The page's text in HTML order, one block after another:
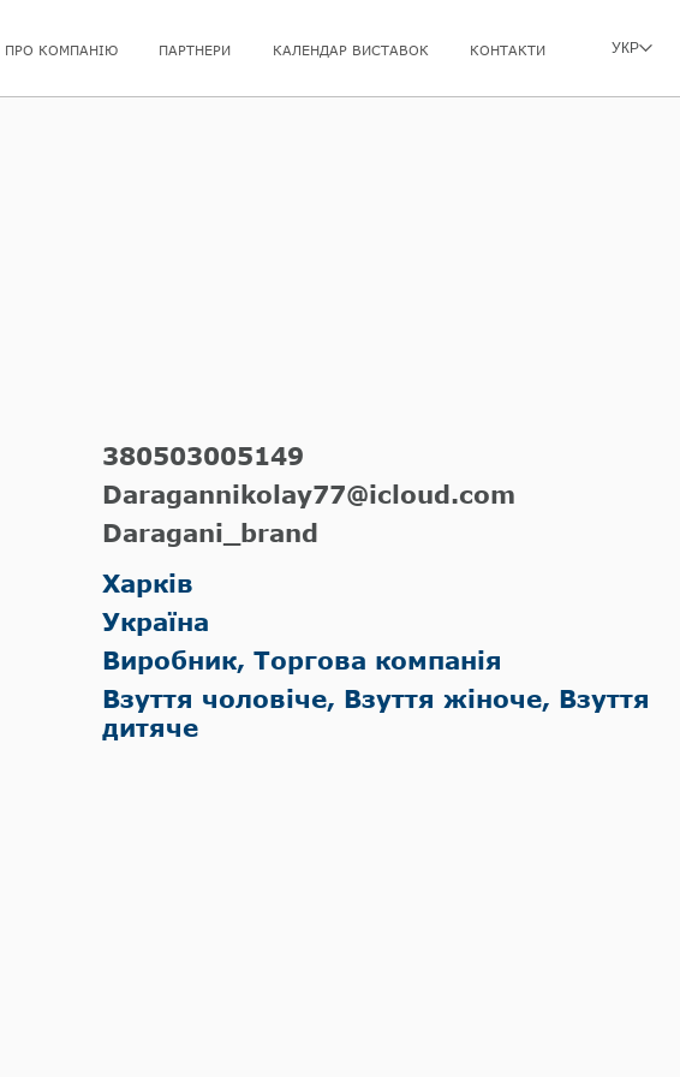
ПРО КОМПАНІЮ ПАРТНЕРИ КАЛЕНДАР ВИСТАВОК КОНТАКТИ УКР
380503005149
Daragannikolay77@icloud.com
Daragani_brand
Харків
Україна
Виробник, Торгова компанія
Взуття чоловіче, Взуття жіноче, Взуття
дитяче